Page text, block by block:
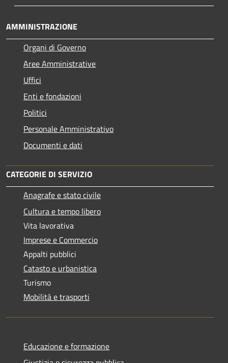
AMMINISTRAZIONE
Organi di Governo
Aree Amministrative
Uffici
Enti e fondazioni
Politici
Personale Amministrativo
Documenti e dati
CATEGORIE DI SERVIZIO
Anagrafe e stato civile
Cultura e tempo libero
Vita lavorativa
Imprese e Commercio
Appalti pubblici
Catasto e urbanistica
Turismo
Mobilità e trasporti
Educazione e formazione